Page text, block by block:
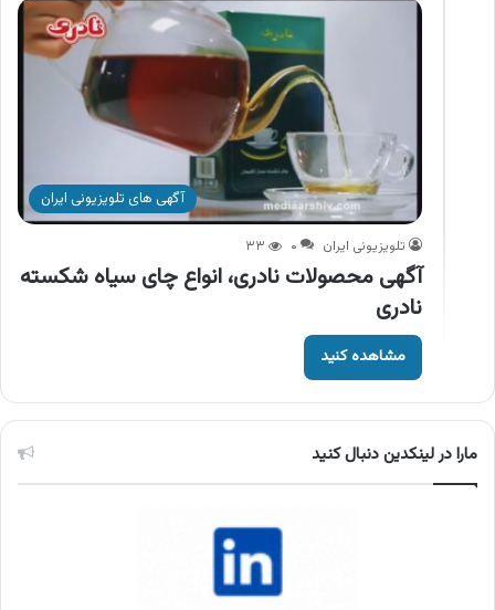
آگهی های تلویزیونی ایران
تلویزیونی ایران ۰ ۳۳
آگهی محصولات نادری، انواع چای سیاه شکسته
نادری
مشاهده کنید
مارا در لینکدین دنبال کنید